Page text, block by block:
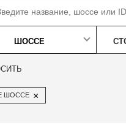
ШОССЕ
ШОССЕ ×